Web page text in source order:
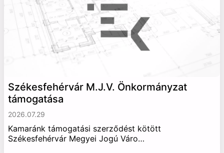
Székesfehérvár M.J.V. Önkormányzat
támogatása
2026.07.29
Kamaránk támogatási szerződést kötött
Székesfehérvár Megyei Jogú Váro…